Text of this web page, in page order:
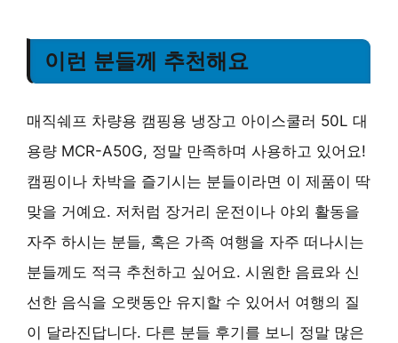
이런 분들께 추천해요
매직쉐프 차량용 캠핑용 냉장고 아이스쿨러 50L 대
용량 MCR-A50G, 정말 만족하며 사용하고 있어요!
캠핑이나 차박을 즐기시는 분들이라면 이 제품이 딱
맞을 거예요. 저처럼 장거리 운전이나 야외 활동을
자주 하시는 분들, 혹은 가족 여행을 자주 떠나시는
분들께도 적극 추천하고 싶어요. 시원한 음료와 신
선한 음식을 오랫동안 유지할 수 있어서 여행의 질
이 달라진답니다. 다른 분들 후기를 보니 정말 많은